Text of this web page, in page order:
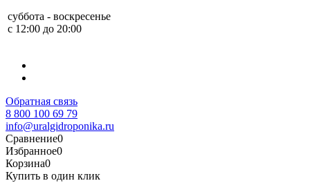
суббота - воскресенье
с 12:00 до 20:00
Обратная связь
8 800 100 69 79
info@uralgidroponika.ru
Сравнение0
Избранное0
Корзина0
Купить в один клик